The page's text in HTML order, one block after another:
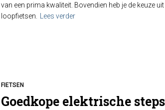
van een prima kwaliteit. Bovendien heb je de keuze
loopfietsen.
Lees verder
FIETSEN
Goedkope elektrische